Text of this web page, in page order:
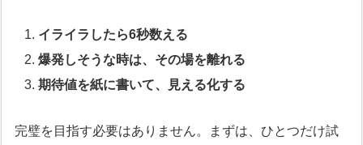
イライラしたら6秒数える
爆発しそうな時は、その場を離れる
期待値を紙に書いて、見える化する
完璧を目指す必要はありません。まずは、ひとつだけ試